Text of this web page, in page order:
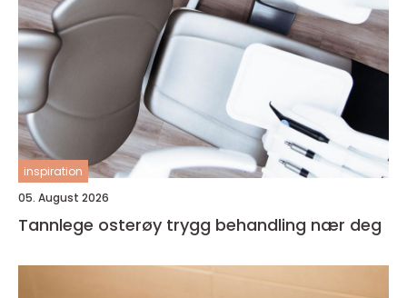
inspiration
05. August 2026
Tannlege osterøy trygg behandling nær deg